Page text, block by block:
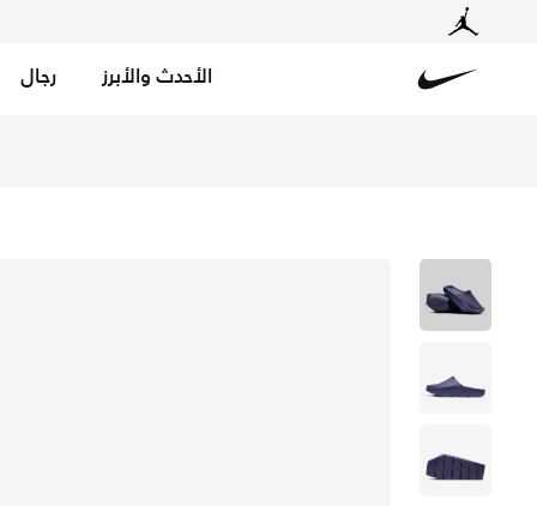
الأحدث والأبرز رجال